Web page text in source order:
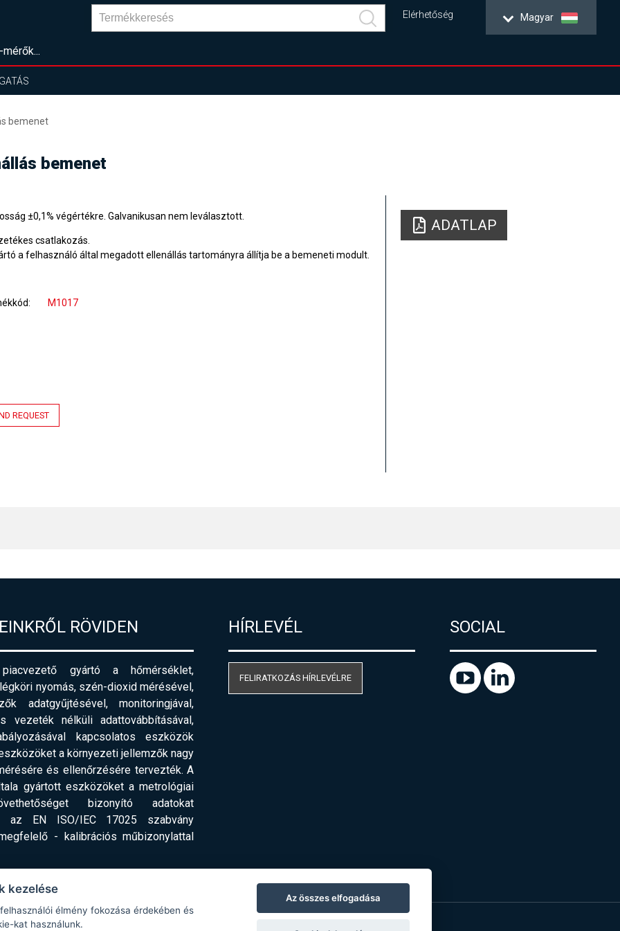
Magyar
Elérhetőség
bemenet
bemenet
±0,1% végértékre. Galvanikusan nem leválasztott.
csatlakozás.
a felhasználó által megadott ellenállás tartományra állítja be a bemeneti modult.
M1017
REQUEST
ADATLAP
RÖVIDEN
gyártó a hőmérséklet,
nyomás, szén-dioxid mérésével,
adatgyűjtésével, monitoringjával,
vezeték nélküli adattovábbításával,
kapcsolatos eszközök
a környezeti jellemzők nagy
és ellenőrzésére tervezték. A
gyártott eszközöket a metrológiai
bizonyító adatokat
az EN ISO/IEC 17025 szabvány
- kalibrációs műbizonylattal
HÍRLEVÉL
FELIRATKOZÁS HÍRLEVÉLRE
SOCIAL
kezelése
élmény fokozása érdekében és
kat használunk.
Az összes elfogadása